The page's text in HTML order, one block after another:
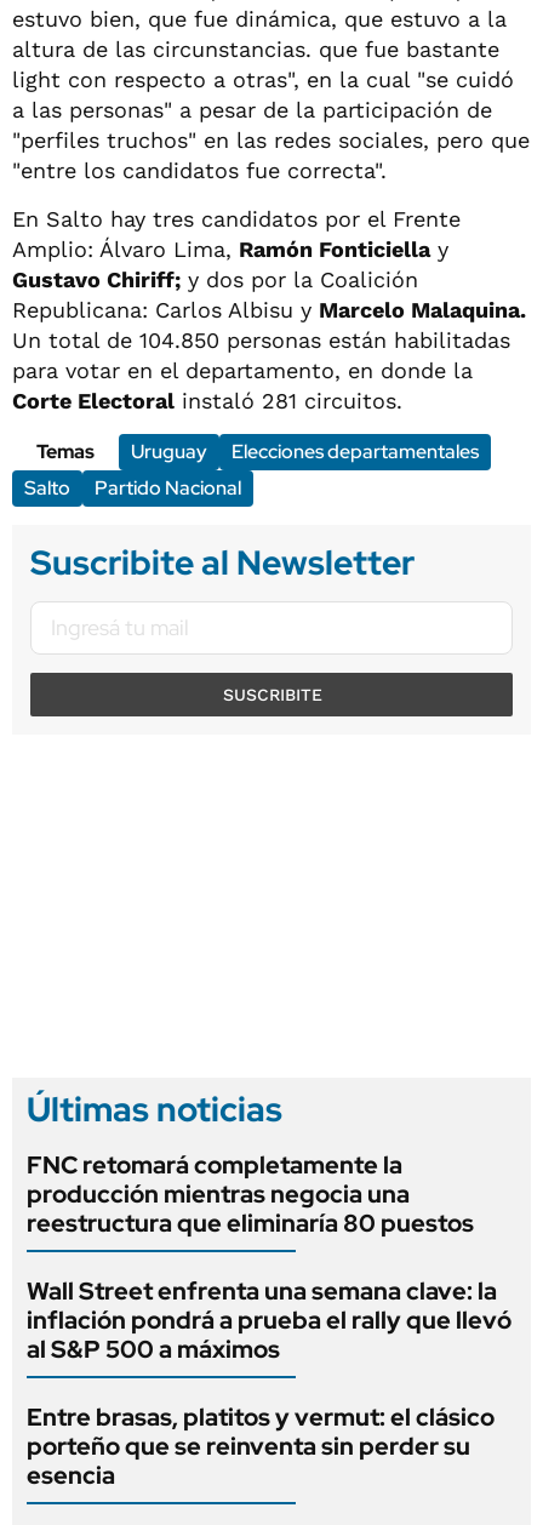
estuvo bien, que fue dinámica, que estuvo a la
altura de las circunstancias. que fue bastante
light con respecto a otras", en la cual "se cuidó
a las personas" a pesar de la participación de
"perfiles truchos" en las redes sociales, pero que
"entre los candidatos fue correcta".
En Salto hay tres candidatos por el Frente
Amplio: Álvaro Lima, Ramón Fonticiellay
Gustavo Chiriff; y dos por la Coalición
Republicana: Carlos Albisu y Marcelo Malaquina.
Un total de 104.850 personas están habilitadas
para votar en el departamento, en donde la
Corte Electoral instaló 281 circuitos.
Temas
Uruguay
Elecciones departamentales
Salto
Partido Nacional
Suscribite al Newsletter
SUSCRIBITE
Últimas noticias
FNC retomará completamente la
producción mientras negocia una
reestructura que eliminaría 80 puestos
Wall Street enfrenta una semana clave: la
inflación pondrá a prueba el rally que llevó
al S&P 500 a máximos
Entre brasas, platitos y vermut: el clásico
porteño que se reinventa sin perder su
esencia